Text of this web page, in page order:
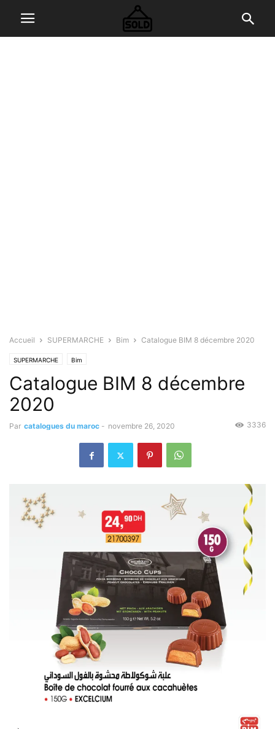
Accueil SUPERMARCHE Bim Catalogue BIM 8 décembre 2020
SUPERMARCHE Bim
Catalogue BIM 8 décembre
2020
Par catalogues du maroc - novembre 26, 2020 3336